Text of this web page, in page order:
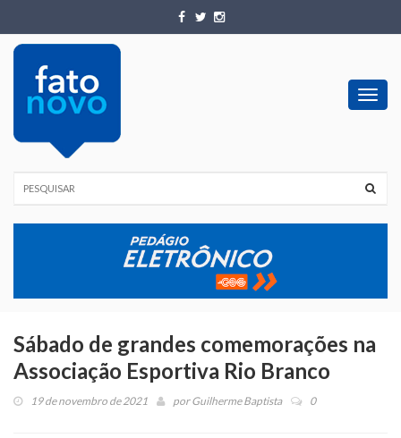
Sábado de grandes comemorações na
Associação Esportiva Rio Branco
19 de novembro de 2021 porGuilherme Baptista 0